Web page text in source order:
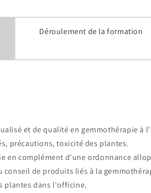
Déroulement de la formation
et de qualité en gemmothérapie à
précautions, toxicité des plantes.
en complément d'une ordonnance
conseil de produits liés à la
plantes dans l'officine.